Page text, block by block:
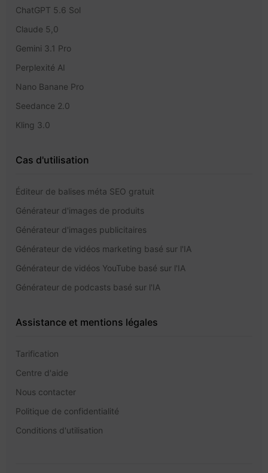
ChatGPT 5.6 Sol
Claude 5,0
Gemini 3.1 Pro
Perplexité AI
Nano Banane Pro
Seedance 2.0
Kling 3.0
Cas d'utilisation
Éditeur de balises méta SEO gratuit
Générateur d'images de produits
Générateur d'images publicitaires
Générateur de vidéos marketing basé sur l'IA
Générateur de vidéos YouTube basé sur l'IA
Générateur de podcasts basé sur l'IA
Assistance et mentions légales
Tarification
Centre d'aide
Nous contacter
Politique de confidentialité
Conditions d'utilisation